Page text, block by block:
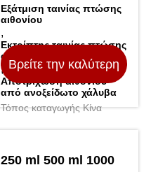
χάλυβα
Εξάτμιση ταινίας πτώσης
αιθονίου
Εκτρίπτης ταινίας πτώσης
αιθονικής εξάτμισης
,
Αποτρίχωση αιθονίου
από ανοξείδωτο χάλυβα
Τόπος καταγωγής Κίνα
Βρείτε την καλύτερη
τιμή
250 ml 500 ml 1000